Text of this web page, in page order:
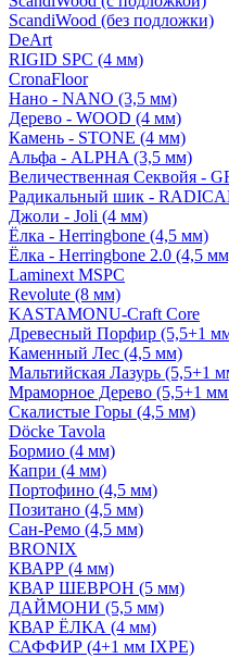
ScandiWood (без подложки)
DeArt
RIGID SPC (4 мм)
CronaFloor
Нано - NANO (3,5 мм)
Дерево - WOOD (4 мм)
Камень - STONE (4 мм)
Альфа - ALPHA (3,5 мм)
Величественная Секвойя -
Радикальный шик -
Джоли - Joli (4 мм)
Ёлка - Herringbone (4,5 мм)
Ёлка - Herringbone 2.0 (4,5
Laminext MSPC
Revolute (8 мм)
KASTAMONU-Craft Core
Древесный Порфир (5,5+1
Каменный Лес (4,5 мм)
Мальтийская Лазурь (5,5+1
Мраморное Дерево (5,5+1
Скалистые Горы (4,5 мм)
Döcke Tavola
Бормио (4 мм)
Капри (4 мм)
Портофино (4,5 мм)
Позитано (4,5 мм)
Сан-Ремо (4,5 мм)
BRONIX
КВАРР (4 мм)
КВАР ШЕВРОН (5 мм)
ДАЙМОНИ (5,5 мм)
КВАР ЁЛКА (4 мм)
САФФИР (4+1 мм IXPE)